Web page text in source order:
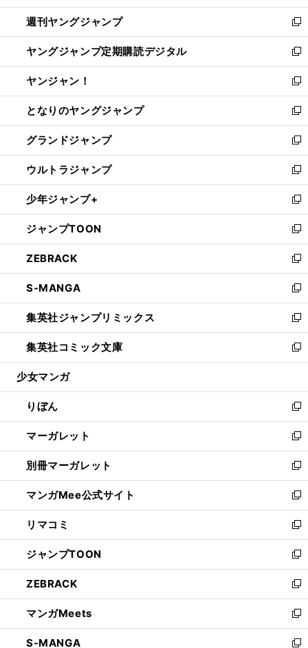
開
く
ウ
で
開
く
ン
ド
ウ
で
開
く
ウ
ィ
ン
ド
ウ
で
開
く
週刊ヤングジャンプ
新
し
い
ウ
ィ
ン
ド
ウ
で
開
く
ヤングジャンプ定期購読デジタル
新
し
い
ウ
ィ
ン
ド
ウ
で
開
く
ヤンジャン！
新
し
い
ウ
ィ
ン
ド
ウ
で
開
く
となりのヤングジャンプ
新
し
い
ウ
ィ
ン
ド
ウ
で
開
く
グランドジャンプ
新
し
い
ウ
ィ
ン
ド
ウ
で
開
く
ウルトラジャンプ
新
し
い
ウ
ィ
ン
ド
ウ
で
開
く
少年ジャンプ+
新
し
い
ウ
ィ
ン
ド
ウ
で
開
く
ジャンプTOON
新
し
い
ウ
ィ
ン
ド
ウ
で
開
ZEBRACK
新
し
い
ウ
ィ
ン
ド
ウ
開
く
S-MANGA
新
し
い
ウ
ィ
ン
ウ
で
開
く
集英社ジャンプリミックス
新
し
い
ウ
ン
ド
ウ
で
開
く
集英社コミック文庫
新
し
ウ
ィ
ン
ド
ウ
で
開
く
少女マンガ
りぼん
新
し
い
ウ
ィ
ン
ド
ウ
で
開
く
マーガレット
新
し
い
ウ
ィ
ン
ド
ウ
で
開
く
別冊マーガレット
新
し
い
ウ
ィ
ン
ド
ウ
で
開
く
マンガMee公式サイト
新
し
い
ウ
ィ
ン
ド
ウ
で
開
く
リマコミ
新
し
い
ウ
ィ
ン
ド
ウ
で
ジャンプTOON
新
し
い
ウ
ィ
ン
ド
ZEBRACK
新
し
い
ウ
ィ
マンガMeets
新
し
い
S-MANGA